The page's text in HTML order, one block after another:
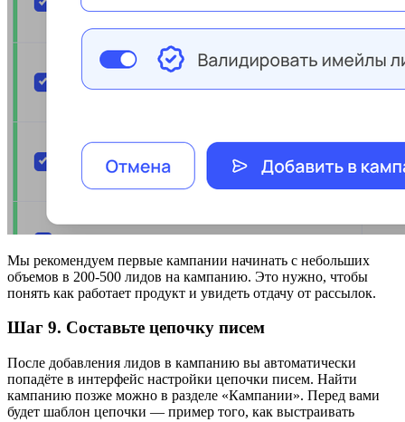
Мы рекомендуем первые кампании начинать с небольших
объемов в 200-500 лидов на кампанию. Это нужно, чтобы
понять как работает продукт и увидеть отдачу от рассылок.
Шаг 9. Составьте цепочку писем
После добавления лидов в кампанию вы автоматически
попадёте в интерфейс настройки цепочки писем. Найти
кампанию позже можно в разделе «Кампании». Перед вами
будет шаблон цепочки — пример того, как выстраивать